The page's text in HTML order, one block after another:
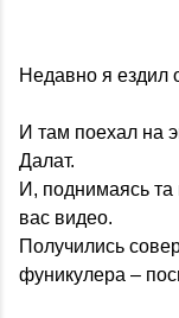
Недавно я ездил
И там поехал на
Далат.
И, поднимаясь та
вас видео.
Получились
фуникулера –